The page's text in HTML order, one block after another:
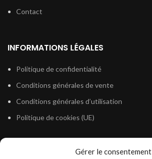
Gérer le consentement
Contact
INFORMATIONS LÉGALES
Politique de confidentialité
Conditions générales de vente
Conditions générales d’utilisation
Politique de cookies (UE)